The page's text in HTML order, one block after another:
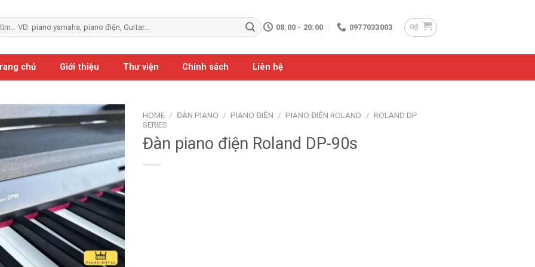
08:00 - 20:00 0977033003 0₫
chủ Giới thiệu Thư viện Chính sách Liên hệ
HOME / ĐÀN PIANO / PIANO ĐIỆN / PIANO ĐIỆN ROLAND / ROLAND DP
SERIES
Đàn piano điện Roland DP-90s